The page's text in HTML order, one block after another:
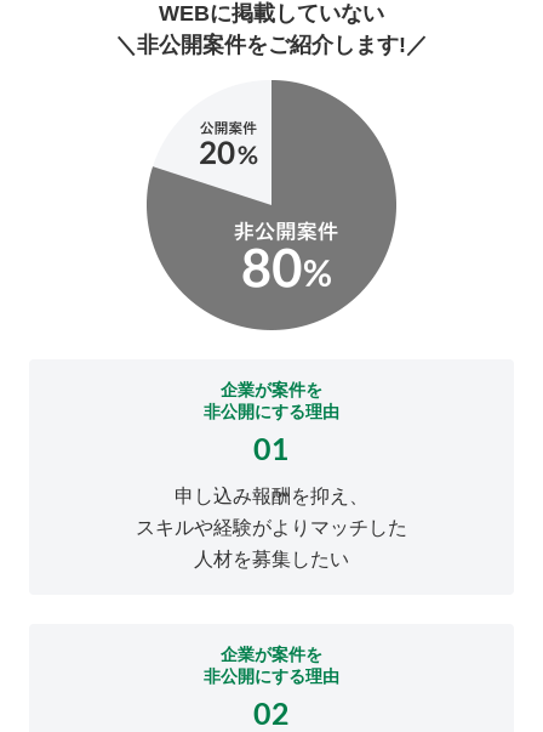
WEBに掲載していない
＼非公開案件をご紹介します!／
企業が案件を
非公開にする理由
01
申し込み報酬を抑え、
スキルや経験がよりマッチした
人材を募集したい
企業が案件を
非公開にする理由
02